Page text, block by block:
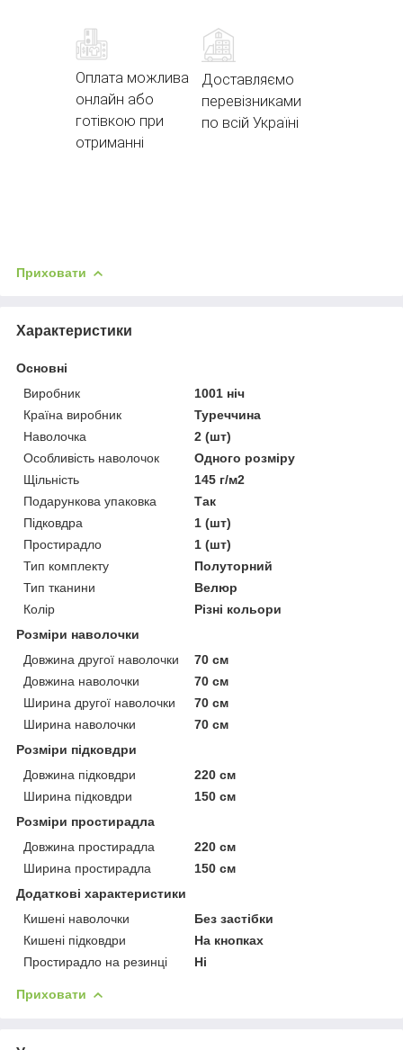
Оплата можлива
онлайн або
готівкою при
отриманні
Доставляємо
перевізниками
по всій Україні
Приховати
Характеристики
Основні
Виробник
1001 ніч
Країна виробник
Туреччина
Наволочка
2 (шт)
Особливість наволочок
Одного розміру
Щільність
145 г/м2
Подарункова упаковка
Так
Підковдра
1 (шт)
Простирадло
1 (шт)
Тип комплекту
Полуторний
Тип тканини
Велюр
Колір
Різні кольори
Розміри наволочки
Довжина другої наволочки
70 см
Довжина наволочки
70 см
Ширина другої наволочки
70 см
Ширина наволочки
70 см
Розміри підковдри
Довжина підковдри
220 см
Ширина підковдри
150 см
Розміри простирадла
Довжина простирадла
220 см
Ширина простирадла
150 см
Додаткові характеристики
Кишені наволочки
Без застібки
Кишені підковдри
На кнопках
Простирадло на резинці
Ні
Приховати